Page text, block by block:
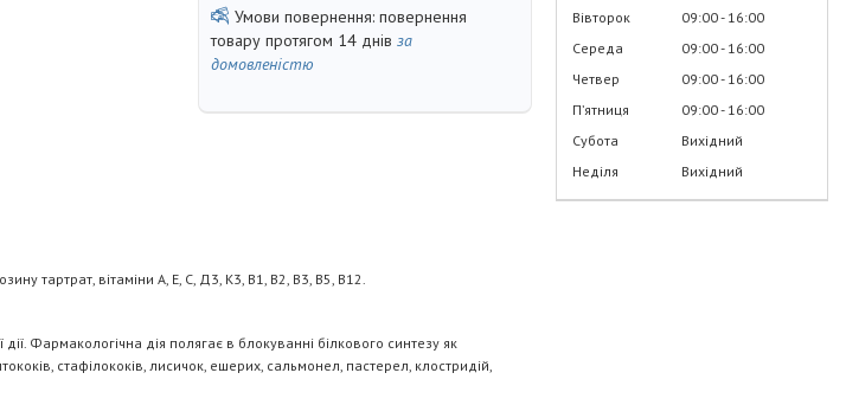
повернення
товару протягом 14 днів за
домовленістю
тартрат, вітаміни А, Е, С, Д3, К3, В1, В2, В3, В5, В12.
дія полягає в блокуванні білкового синтезу як
стафілококів, лисичок, ешерих, сальмонел, пастерел, клостридій,
Вівторок
09:00 16:00
Середа
09:00 16:00
Четвер
09:00 16:00
Пʼятниця
09:00 16:00
Субота
Вихідний
Неділя
Вихідний